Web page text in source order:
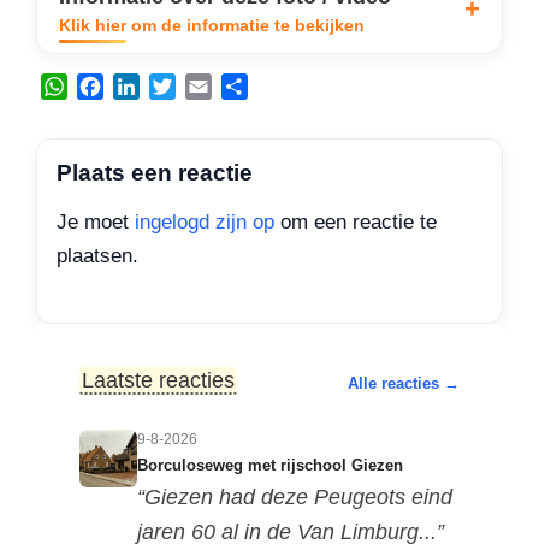
Klik hier om de informatie te bekijken
W
t
A
p
e
o
k
d
t
e
i
e
Plaats een reactie
Je moet ingelogd zijn op om een reactie te
plaatsen.
Laatste reacties Alle reacties →
9-8-2026
Borculoseweg met rijschool Giezen
“Giezen had deze Peugeots eind
jaren 60 al in de Van Limburg...”